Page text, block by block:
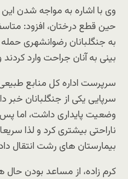
وی با اشاره به مواجه شدن
حین قطع درختان، افزود:
به جنگلبانان رضوانشهری
بینی به آنان جراحت وارد
سرپرست اداره کل منابع طبیعی
سرپایی یکی از جنگلبانان خبر
وضعیت پایداری داشت،
ناراحتی بیشتری کرد و لذا
بیمارستان های رشت انتقال
کرم زاده، از مساعد بودن